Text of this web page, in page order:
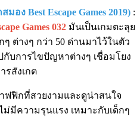
มอง Best Escape Games 2019) :
Games 032 มันเป็นเกมตะลุย
ต่างๆ กว่า 50 ด่านมาไว้ในตัว
กับการไขปัญหาต่างๆ เชื่อมโยง
รสังเกต
ราฟฟิกที่สวยงามและดูน่าสนใจ
มีความรุนแรง เหมาะกับเด็กๆ